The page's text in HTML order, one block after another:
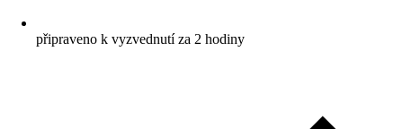
připraveno k vyzvednutí za 2 hodiny